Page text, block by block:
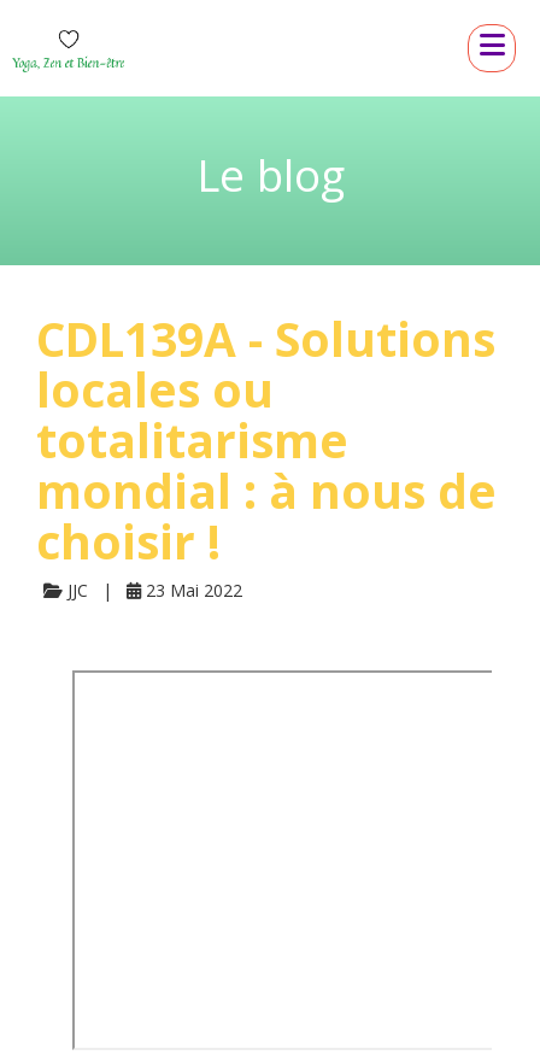
Le blog
CDL139A - Solutions
locales ou
totalitarisme
mondial : à nous de
choisir !
JJC 23 Mai 2022